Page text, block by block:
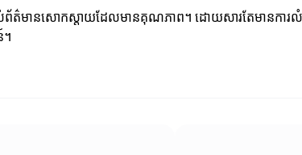
ាស់ព័ត៌មានសោកស្តាយដែលមានគុណភាព។ ដោយសារតែមានការលំ
។